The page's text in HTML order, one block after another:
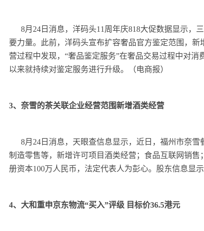
8月24日消息，洋码头11周年庆818大促数据显示，
要力量。此前，洋码头宣布扩容奢品官方鉴定范围，
营过程中发现，“奢品鉴定服务”在奢品交易过程中对
以来就持续对鉴定服务进行升级。（电商报）
3、奈雪的茶关联企业经营范围新增酒类经营
8月24日消息，天眼查信息显示，近日，福州市奈
制造零售等，新增许可项目酒类经营；食品互联网销
册资本100万人民币，法定代表人为彭心。股东信息显
4、大和重申京东物流“买入”评级 目标价36.5港元